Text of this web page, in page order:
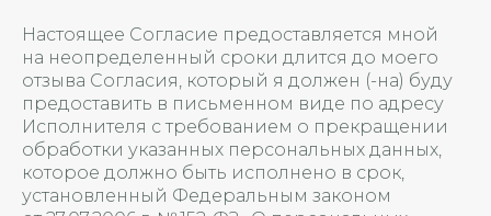
Настоящее Согласие предоставляется мной
на неопределенный сроки длится до моего
отзыва Согласия, который я должен (-на) буду
предоставить в письменном виде по адресу
Исполнителя с требованием о прекращении
обработки указанных персональных данных,
которое должно быть исполнено в срок,
установленный Федеральным законом